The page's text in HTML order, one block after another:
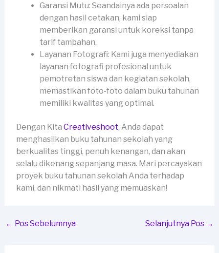
Garansi Mutu: Seandainya ada persoalan
dengan hasil cetakan, kami siap
memberikan garansi untuk koreksi tanpa
tarif tambahan.
Layanan Fotografi: Kami juga menyediakan
layanan fotografi profesional untuk
pemotretan siswa dan kegiatan sekolah,
memastikan foto-foto dalam buku tahunan
memiliki kwalitas yang optimal.
Dengan Kita Creativeshoot, Anda dapat
menghasilkan buku tahunan sekolah yang
berkualitas tinggi, penuh kenangan, dan akan
selalu dikenang sepanjang masa. Mari percayakan
proyek buku tahunan sekolah Anda terhadap
kami, dan nikmati hasil yang memuaskan!
← Pos Sebelumnya Selanjutnya Pos →